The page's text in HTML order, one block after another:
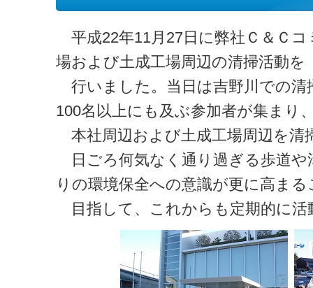
平成22年11月27日に弊社Ｃ＆Ｃ
場および土成工場周辺の清掃活動を
行いました。当日は吉野川での清
100名以上にも及ぶ参加者が集まり
本社周辺および土成工場周辺を清
日ごろ何気なく通り過ぎる歩道や
りの環境保全への意識が更に高まる
目指して、これからも定期的に活